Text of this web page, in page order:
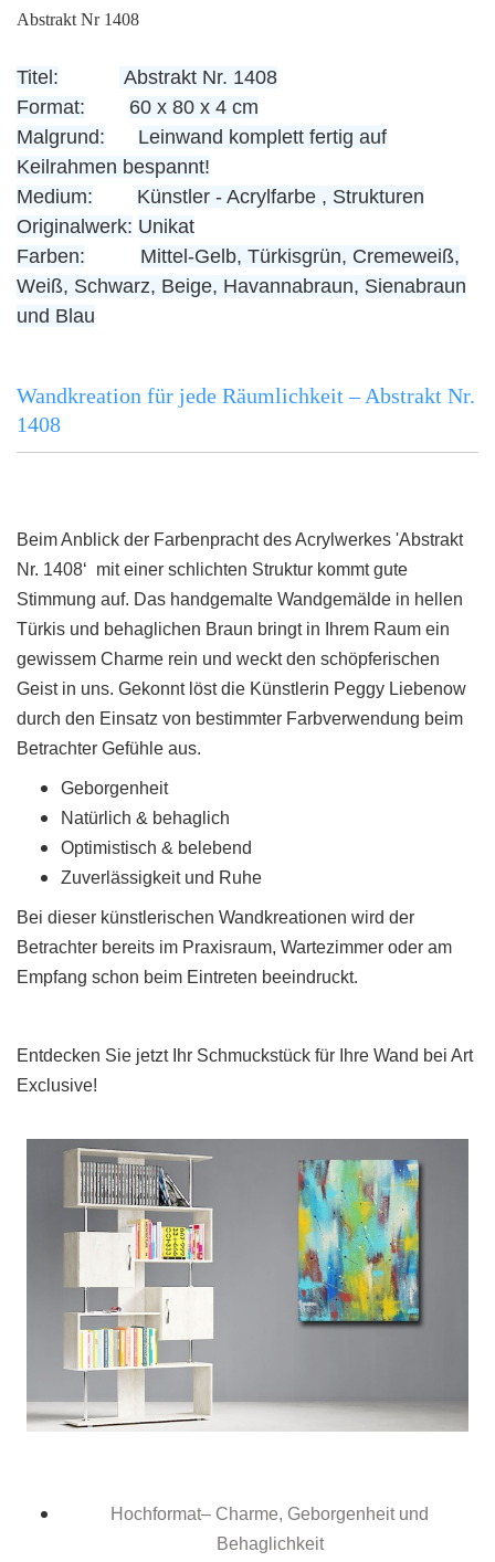
Abstrakt Nr 1408
Titel:
Abstrakt Nr. 1408
Format:
60 x 80 x 4 cm
Malgrund:
Leinwand komplett fertig auf
Keilrahmen bespannt!
Medium:
Künstler - Acrylfarbe , Strukturen
Originalwerk: Unikat
Farben:
Mittel-Gelb, Türkisgrün, Cremeweiß,
Weiß, Schwarz, Beige, Havannabraun, Sienabraun
und Blau
Wandkreation für jede Räumlichkeit – Abstrakt Nr.
1408
Beim Anblick der Farbenpracht des Acrylwerkes 'Abstrakt
Nr. 1408‘ mit einer schlichten Struktur kommt gute
Stimmung auf. Das handgemalte Wandgemälde in hellen
Türkis und behaglichen Braun bringt in Ihrem Raum ein
gewissem Charme rein und weckt den schöpferischen
Geist in uns. Gekonnt löst die Künstlerin Peggy Liebenow
durch den Einsatz von bestimmter Farbverwendung beim
Betrachter Gefühle aus.
Geborgenheit
Natürlich & behaglich
Optimistisch & belebend
Zuverlässigkeit und Ruhe
Bei dieser künstlerischen Wandkreationen wird der
Betrachter bereits im Praxisraum, Wartezimmer oder am
Empfang schon beim Eintreten beeindruckt.
Entdecken Sie jetzt Ihr Schmuckstück für Ihre Wand bei Art
Exclusive!
Hochformat– Charme, Geborgenheit und
Behaglichkeit